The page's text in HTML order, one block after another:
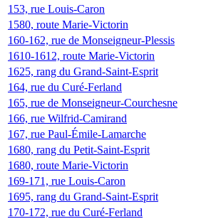
153, rue Louis-Caron
1580, route Marie-Victorin
160-162, rue de Monseigneur-Plessis
1610-1612, route Marie-Victorin
1625, rang du Grand-Saint-Esprit
164, rue du Curé-Ferland
165, rue de Monseigneur-Courchesne
166, rue Wilfrid-Camirand
167, rue Paul-Émile-Lamarche
1680, rang du Petit-Saint-Esprit
1680, route Marie-Victorin
169-171, rue Louis-Caron
1695, rang du Grand-Saint-Esprit
170-172, rue du Curé-Ferland